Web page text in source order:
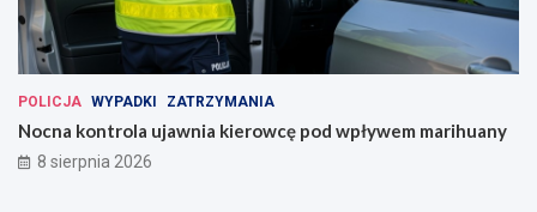
POLICJA WYPADKI ZATRZYMANIA
Nocna kontrola ujawnia kierowcę pod wpływem marihuany
8 sierpnia 2026